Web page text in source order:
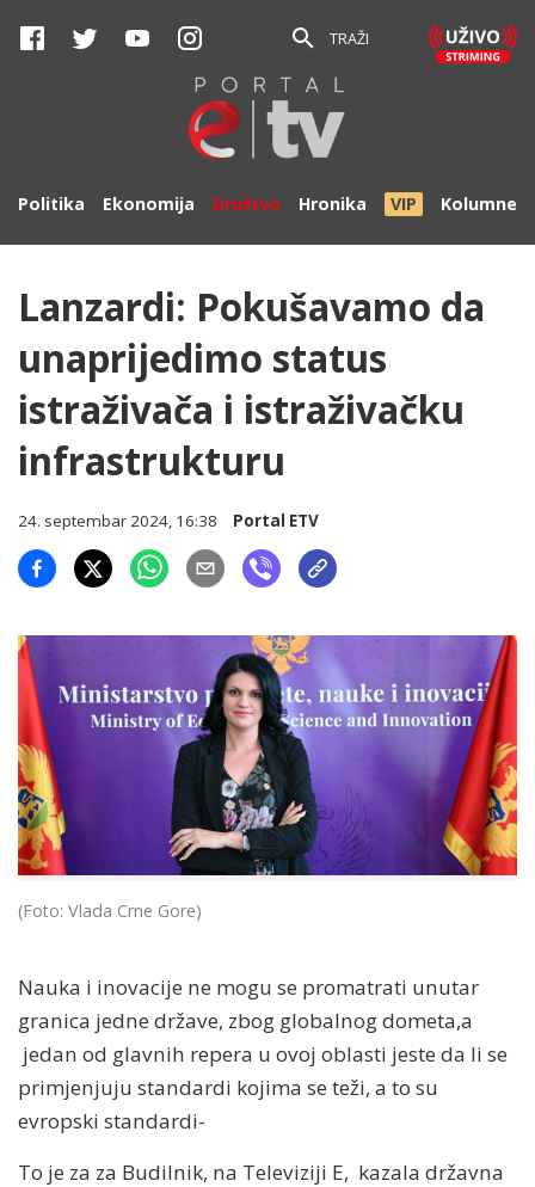
TRAŽI
Politika Ekonomija Društvo Hronika VIP Kolumne
Lanzardi: Pokušavamo da
unaprijedimo status
istraživača i istraživačku
infrastrukturu
24. septembar 2024, 16:38 Portal ETV
(Foto: Vlada Crne Gore)
Nauka i inovacije ne mogu se promatrati unutar
granica jedne države, zbog globalnog dometa,a
jedan od glavnih repera u ovoj oblasti jeste da li se
primjenjuju standardi kojima se teži, a to su
evropski standardi-
To je za za Budilnik, na Televiziji E, kazala državna